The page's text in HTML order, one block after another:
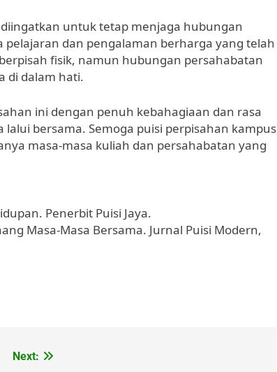
untuk tetap menjaga hubungan
dan pengalaman berharga yang telah
fisik, namun hubungan persahabatan
di dalam hati.
ini dengan penuh kebahagiaan dan rasa
bersama. Semoga puisi perpisahan kampus
masa-masa kuliah dan persahabatan yang
Penerbit Puisi Jaya.
Masa-Masa Bersama. Jurnal Puisi Modern,
Next: